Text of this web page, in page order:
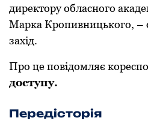
директору обласного
Маpка Кpопивницького, –
захід.
Про це повідомляє
доступу.
Передісторія